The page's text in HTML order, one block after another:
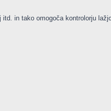
in tako omogoča kontrolorju